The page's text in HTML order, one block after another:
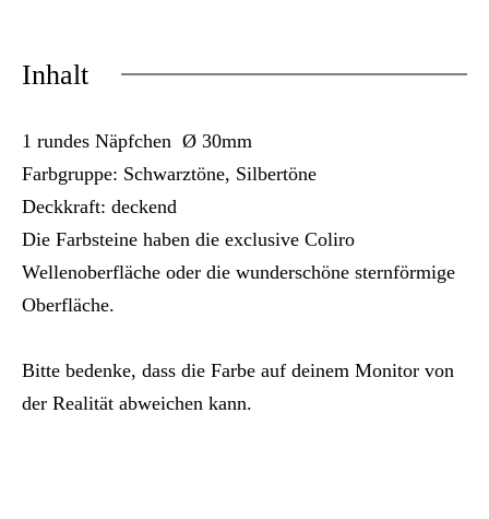
Inhalt
1 rundes Näpfchen Ø 30mm
Farbgruppe: Schwarztöne, Silbertöne
Deckkraft: deckend
Die Farbsteine haben die exclusive Coliro
Wellenoberfläche oder die wunderschöne sternförmige
Oberfläche.
Bitte bedenke, dass die Farbe auf deinem Monitor von
der Realität abweichen kann.